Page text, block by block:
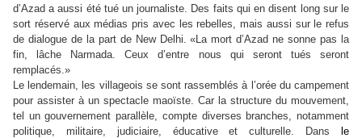
d’Azad a aussi été tué un journaliste. Des faits qui en disent long sur le
sort réservé aux médias pris avec les rebelles, mais aussi sur le refus
de dialogue de la part de New Delhi. «La mort d’Azad ne sonne pas la
fin, lâche Narmada. Ceux d’entre nous qui seront tués seront
remplacés.»
Le lendemain, les villageois se sont rassemblés à l’orée du campement
pour assister à un spectacle maoïste. Car la structure du mouvement,
tel un gouvernement parallèle, compte diverses branches, notamment
politique, militaire, judiciaire, éducative et culturelle. Dans
le